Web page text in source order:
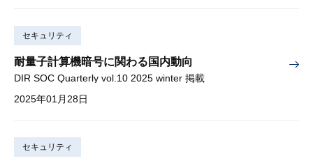
セキュリティ
耐量子計算機暗号に関わる国内動向
DIR SOC Quarterly vol.10 2025 winter 掲載
2025年01月28日
セキュリティ